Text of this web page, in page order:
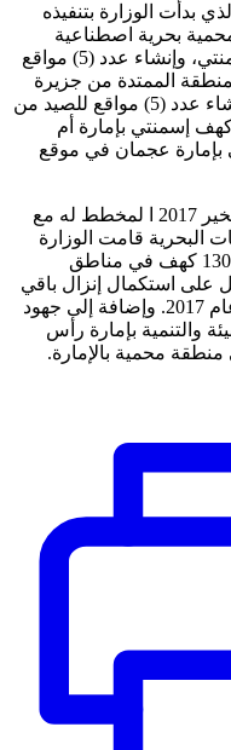
بدأت الوزارة بتنفيذه
شمل إنشاء محمية بحرية اصطناعية
بمنطقة رأس ضدنا بعدد (500) كهف إسمنتي، وإنشاء عدد (5) مواقع
الممتدة من جزيرة
الطيور بدبا الفجيرة إلى رأس ضدنا، وإنشاء عدد (5) مواقع للصيد من
إسمنتية اصطناعية بإنزال (150) كهف إسمنتي بإمارة أم
كهف إسمنتي بإمارة عجمان في موقع
وضمن برنامج الكهوف ومبادرات عام الخير 2017 ا لمخطط له مع
البحرية قامت الوزارة
بإنزال 1000 كهف اصطناعي من أصل 1300 كهف في مناطق
على استكمال إنزال باقي
الكهوف بالمناطق المخطط حتى نهاية عام 2017. وإضافة إلى جهود
والتنمية بإمارة رأس